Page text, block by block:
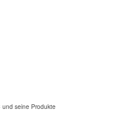
seine Produkte